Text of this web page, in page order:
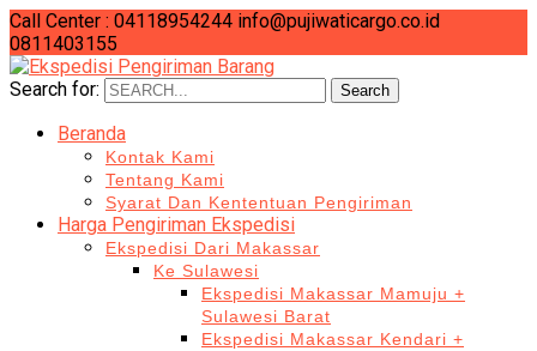
Call Center : 04118954244 info@pujiwaticargo.co.id
0811403155
Search for:
Search
Beranda
Kontak Kami
Tentang Kami
Syarat Dan Kententuan Pengiriman
Harga Pengiriman Ekspedisi
Ekspedisi Dari Makassar
Ke Sulawesi
Ekspedisi Makassar Mamuju +
Sulawesi Barat
Ekspedisi Makassar Kendari +